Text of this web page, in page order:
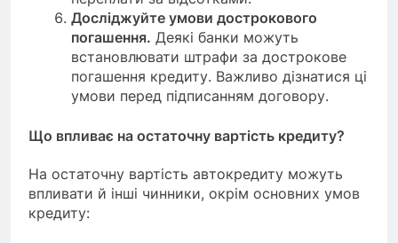
Досліджуйте умови дострокового
погашення. Деякі банки можуть
встановлювати штрафи за дострокове
погашення кредиту. Важливо дізнатися ці
умови перед підписанням договору.
Що впливає на остаточну вартість кредиту?
На остаточну вартість автокредиту можуть
впливати й інші чинники, окрім основних умов
кредиту: